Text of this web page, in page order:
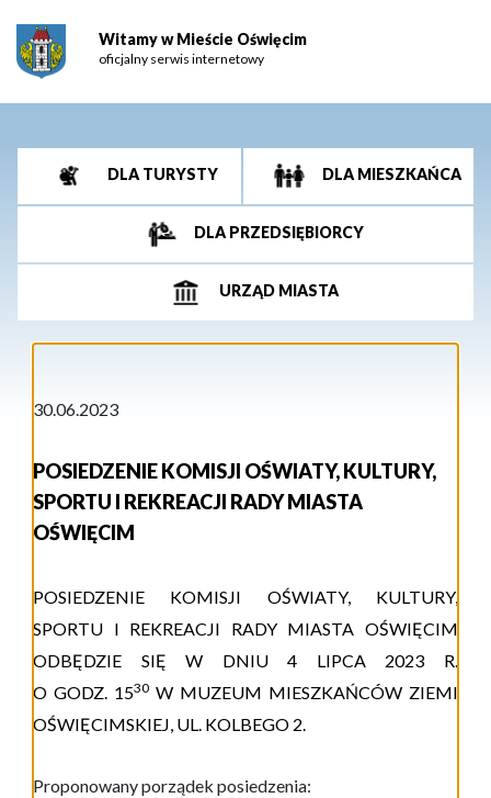
Witamy w Mieście Oświęcim
oficjalny serwis internetowy
DLA TURYSTY DLA MIESZKAŃCA
DLA PRZEDSIĘBIORCY
URZĄD MIASTA
30.06.2023
POSIEDZENIE KOMISJI OŚWIATY, KULTURY,
SPORTU I REKREACJI RADY MIASTA
OŚWIĘCIM
POSIEDZENIE KOMISJI OŚWIATY, KULTURY,
SPORTU I REKREACJI RADY MIASTA OŚWIĘCIM
ODBĘDZIE SIĘ W DNIU4 LIPCA2023 R.
O GODZ. 1530 W MUZEUM MIESZKAŃCÓW ZIEMI
OŚWIĘCIMSKIEJ, UL. KOLBEGO 2.
Proponowany porządek posiedzenia: